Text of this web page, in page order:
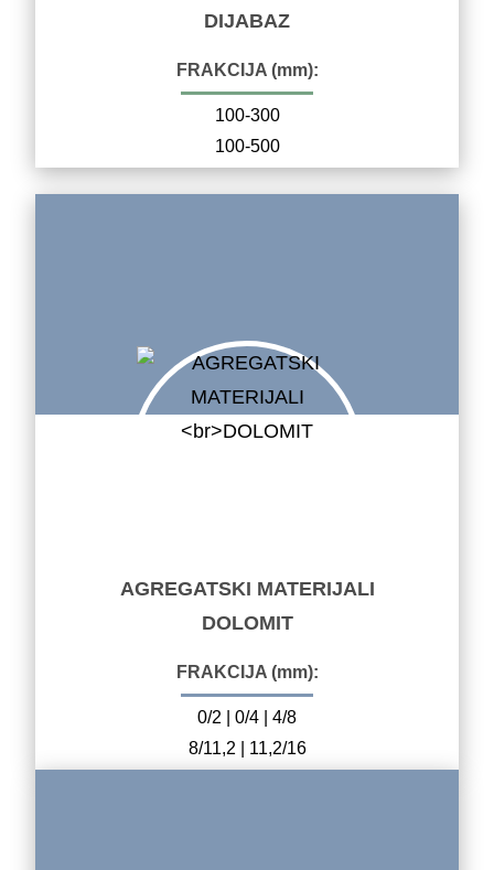
DIJABAZ
FRAKCIJA (mm):
100-300
100-500
AGREGATSKI MATERIJALI
DOLOMIT
FRAKCIJA (mm):
0/2 | 0/4 | 4/8
8/11,2 | 11,2/16